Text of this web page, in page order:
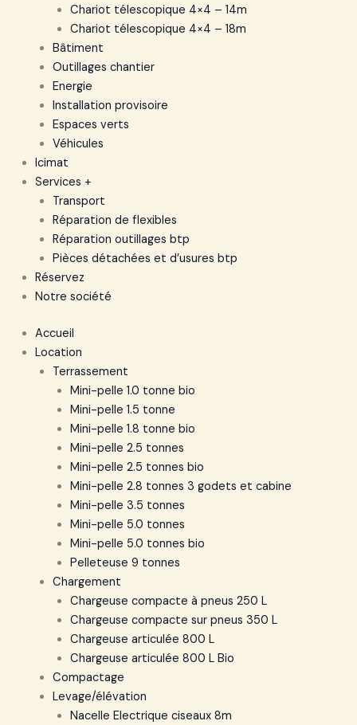
Chariot télescopique 4×4 – 14m
Chariot télescopique 4×4 – 18m
Bâtiment
Outillages chantier
Energie
Installation provisoire
Espaces verts
Véhicules
Icimat
Services +
Transport
Réparation de flexibles
Réparation outillages btp
Pièces détachées et d’usures btp
Réservez
Notre société
Accueil
Location
Terrassement
Mini-pelle 1.0 tonne bio
Mini-pelle 1.5 tonne
Mini-pelle 1.8 tonne bio
Mini-pelle 2.5 tonnes
Mini-pelle 2.5 tonnes bio
Mini-pelle 2.8 tonnes 3 godets et cabine
Mini-pelle 3.5 tonnes
Mini-pelle 5.0 tonnes
Mini-pelle 5.0 tonnes bio
Pelleteuse 9 tonnes
Chargement
Chargeuse compacte à pneus 250 L
Chargeuse compacte sur pneus 350 L
Chargeuse articulée 800 L
Chargeuse articulée 800 L Bio
Compactage
Levage/élévation
Nacelle Electrique ciseaux 8m